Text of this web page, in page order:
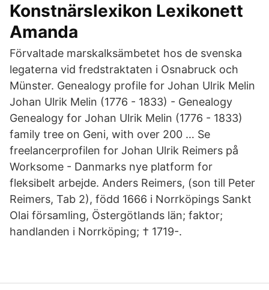
Konstnärslexikon Lexikonett
Amanda
Förvaltade marskalksämbetet hos de svenska
legaterna vid fredstraktaten i Osnabruck och
Münster. Genealogy profile for Johan Ulrik Melin
Johan Ulrik Melin (1776 - 1833) - Genealogy
Genealogy for Johan Ulrik Melin (1776 - 1833)
family tree on Geni, with over 200 … Se
freelancerprofilen for Johan Ulrik Reimers på
Worksome - Danmarks nye platform for
fleksibelt arbejde. Anders Reimers, (son till Peter
Reimers, Tab 2), född 1666 i Norrköpings Sankt
Olai församling, Östergötlands län; faktor;
handlanden i Norrköping; † 1719-.